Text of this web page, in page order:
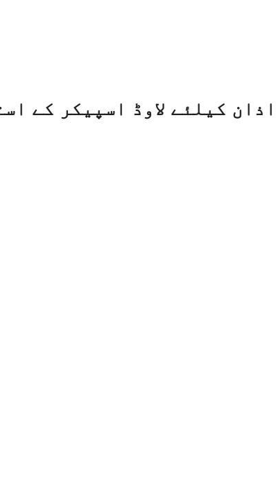
کیلئے لاوڈ اسپیکر کے